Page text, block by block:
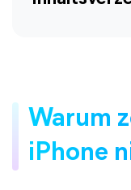
Warum
iPhone